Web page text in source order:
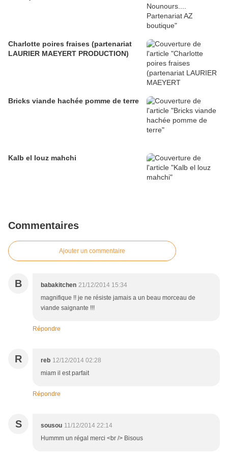
Charlotte poires fraises (partenariat
LAURIER MAEYERT PRODUCTION)
Bricks viande hachée pomme de terre
Kalb el louz mahchi
Commentaires
Ajouter un commentaire
B babakitchen 21/12/2014 15:34
magnifique !! je ne résiste jamais a un beau morceau de
viande saignante !!!
Répondre
R reb 12/12/2014 02:28
miam il est parfait
Répondre
S sousou 11/12/2014 22:14
Hummm un régal merci <br /> Bisous